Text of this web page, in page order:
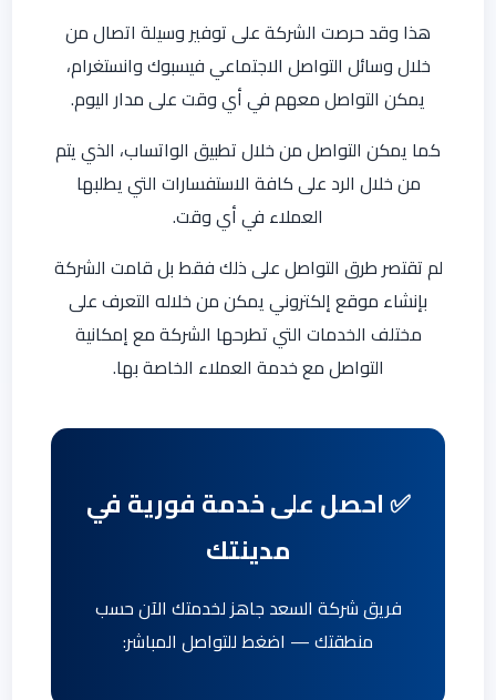
هذا وقد حرصت الشركة على توفير وسيلة اتصال من
خلال وسائل التواصل الاجتماعي فيسبوك وانستغرام،
يمكن التواصل معهم في أي وقت على مدار اليوم.
كما يمكن التواصل من خلال تطبيق الواتساب، الذي يتم
من خلال الرد على كافة الاستفسارات التي يطلبها
العملاء في أي وقت.
لم تقتصر طرق التواصل على ذلك فقط بل قامت الشركة
بإنشاء موقع إلكتروني يمكن من خلاله التعرف على
مختلف الخدمات التي تطرحها الشركة مع إمكانية
التواصل مع خدمة العملاء الخاصة بها.
✅ احصل على خدمة فورية في
مدينتك
فريق شركة السعد جاهز لخدمتك الآن حسب
منطقتك — اضغط للتواصل المباشر: